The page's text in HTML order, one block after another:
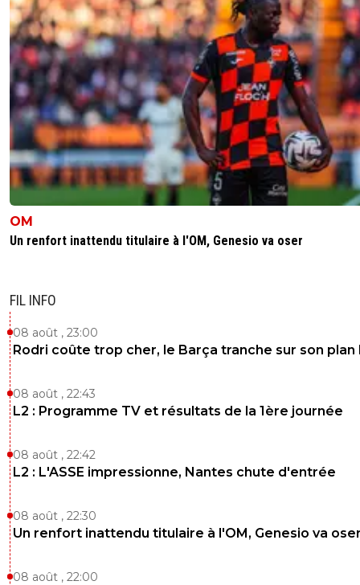
OM
Un renfort inattendu titulaire à l'OM, Genesio va oser
FIL INFO
08 août , 23:00
Rodri coûte trop cher, le Barça tranche sur son plan
08 août , 22:43
L2 : Programme TV et résultats de la 1ère journée
08 août , 22:42
L2 : L'ASSE impressionne, Nantes chute d'entrée
08 août , 22:30
Un renfort inattendu titulaire à l'OM, Genesio va
08 août , 22:00